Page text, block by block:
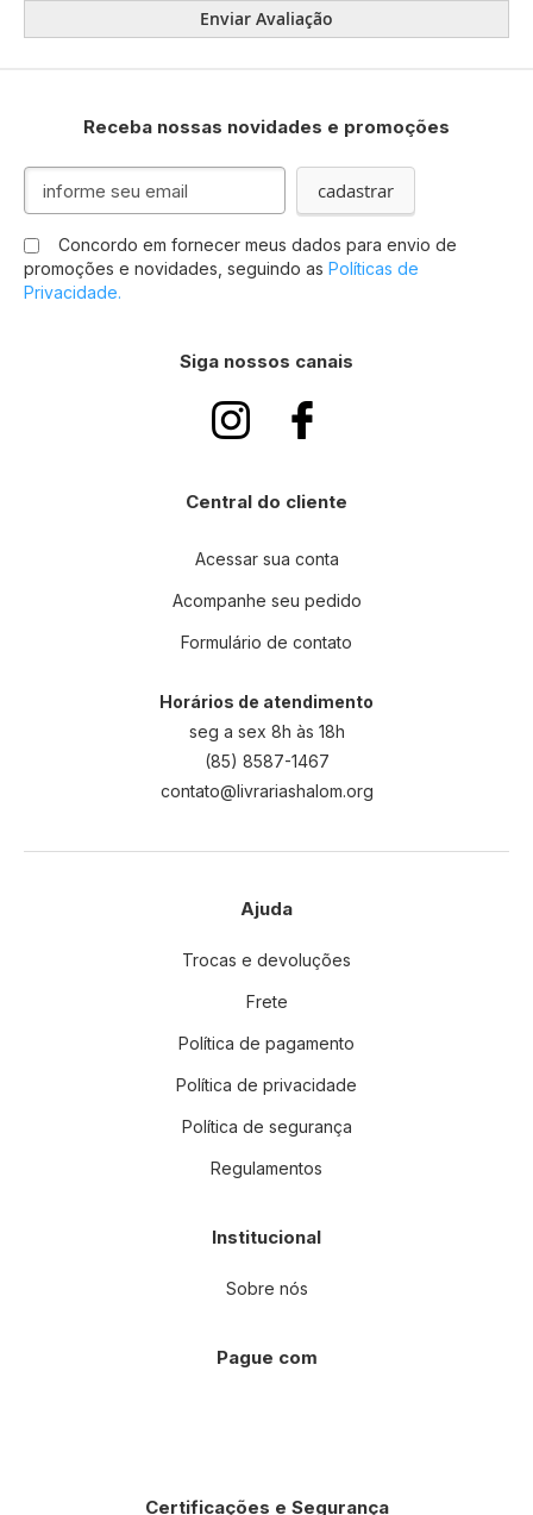
Enviar Avaliação
Receba nossas novidades e promoções
Inscreva-
nossa
Newsletter:
cadastrar
Concordo em fornecer meus dados para envio de
promoções e novidades, seguindo as Políticas de
Privacidade.
Siga nossos canais
Central do cliente
Acessar sua conta
Acompanhe seu pedido
Formulário de contato
Horários de atendimento
seg a sex 8h às 18h
(85) 8587-1467
contato@livrariashalom.org
Ajuda
Trocas e devoluções
Frete
Política de pagamento
Política de privacidade
Política de segurança
Regulamentos
Institucional
Sobre nós
Pague com
Certificações e Segurança